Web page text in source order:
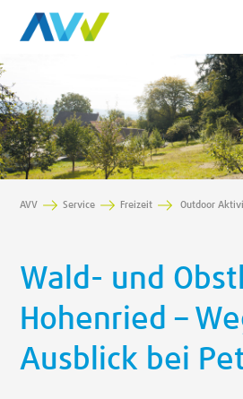
AVV Service Freizeit Outdoor
Wald- und
Hohenried –
Ausblick bei